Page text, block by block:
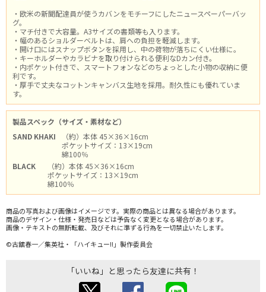
・欧米の新聞配達員が使うカバンをモチーフにしたニュースペーパーバッ
グ。
・マチ付きで大容量。A3サイズの書類等も入ります。
・幅のあるショルダーベルトは、肩への負担を軽減します。
・開け口にはスナップボタンを採用し、中の荷物が落ちにくい仕様に。
・キーホルダーやカラビナを取り付けられる便利なDカン付き。
・内ポケット付きで、スマートフォンなどのちょっとした小物の収納に便
利です。
・厚手で丈夫なコットンキャンバス生地を採用。耐久性にも優れていま
す。
製品スペック（サイズ・素材など）
SAND KHAKI
（約）本体 45×36×16cm
ポケットサイズ：13×19cm
綿100％
BLACK
（約）本体 45×36×16cm
ポケットサイズ：13×19cm
綿100％
商品の写真および画像はイメージです。実際の商品とは異なる場合があります。
商品のデザイン・仕様・発売日などは予告なく変更となる場合があります。
画像・テキストの無断転載、及びそれに準ずる行為を一切禁止いたします。
©古舘春一／集英社・「ハイキュー!!」製作委員会
「いいね」と思ったら友達に共有！